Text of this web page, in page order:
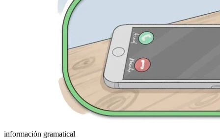
información gramatical